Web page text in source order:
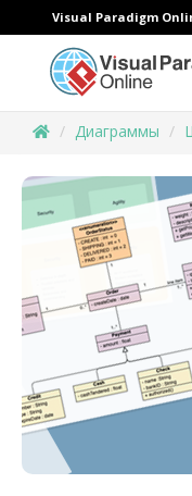
Visual Paradigm
Диаграммы